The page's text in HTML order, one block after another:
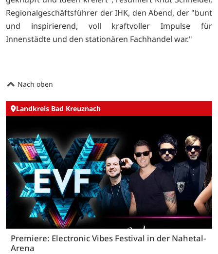
Regionalgeschäftsführer der IHK, den Abend, der "bunt
und inspirierend, voll kraftvoller Impulse für
Innenstädte und den stationären Fachhandel war."
Nach oben
Landkreis Bad Kreuznach
Premiere: Electronic Vibes Festival in der Nahetal-
Arena